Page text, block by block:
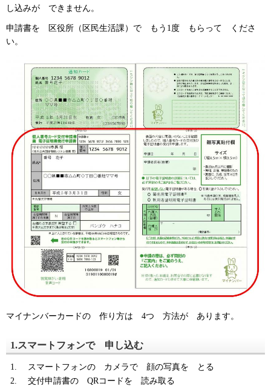
し込みが できません。
申請書を 区役所（区民生活課）で もう1度 もらって くださ
い。
マイナンバーカードの 作り方は 4つ 方法が あります。
1.スマートフォンで 申し込む
スマートフォンの カメラで 顔の写真を とる
交付申請書の QRコードを 読み取る